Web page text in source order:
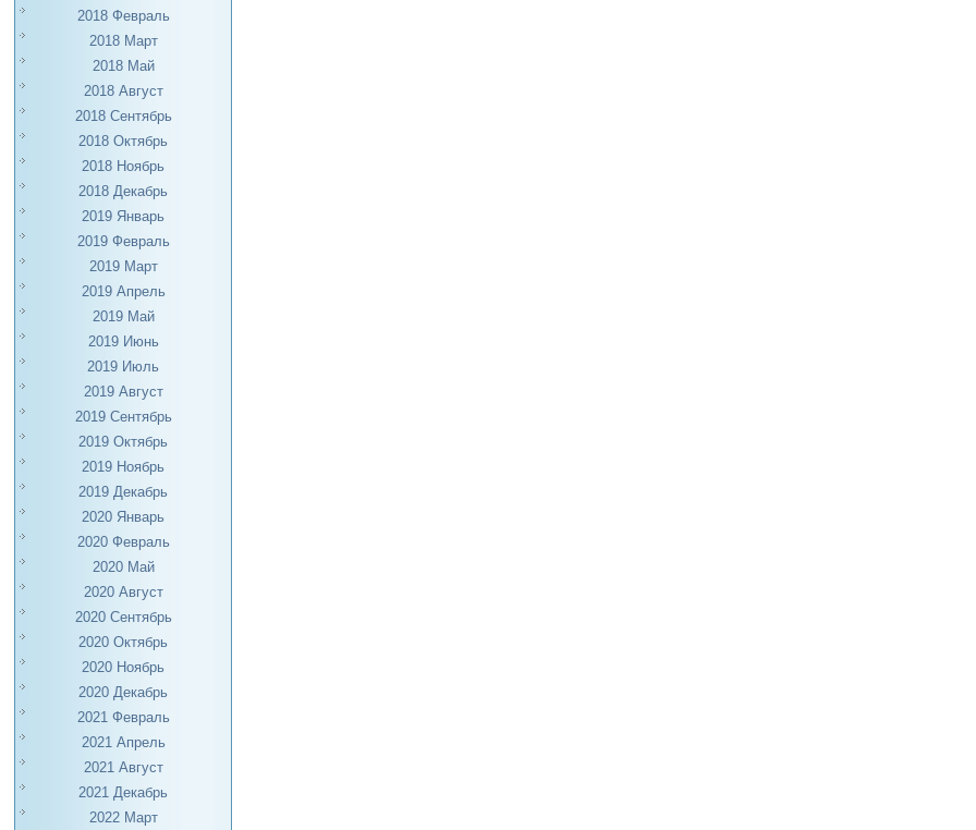
2018 Февраль
2018 Март
2018 Май
2018 Август
2018 Сентябрь
2018 Октябрь
2018 Ноябрь
2018 Декабрь
2019 Январь
2019 Февраль
2019 Март
2019 Апрель
2019 Май
2019 Июнь
2019 Июль
2019 Август
2019 Сентябрь
2019 Октябрь
2019 Ноябрь
2019 Декабрь
2020 Январь
2020 Февраль
2020 Май
2020 Август
2020 Сентябрь
2020 Октябрь
2020 Ноябрь
2020 Декабрь
2021 Февраль
2021 Апрель
2021 Август
2021 Декабрь
2022 Март